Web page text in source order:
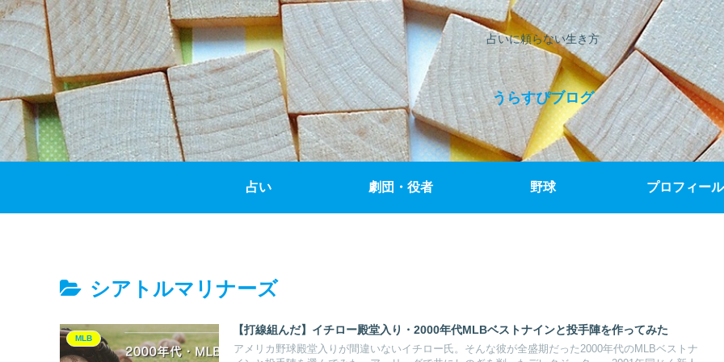
占いに頼らない生き方
うらすぴブログ
占い 劇団・役者 野球 プロフィール
シアトルマリナーズ
MLB
【打線組んだ】イチロー殿堂入り・2000年代MLBベストナインと投手陣を作ってみた
アメリカ野球殿堂入りが間違いないイチロー氏。そんな彼が全盛期だった2000年代のMLBベストナ